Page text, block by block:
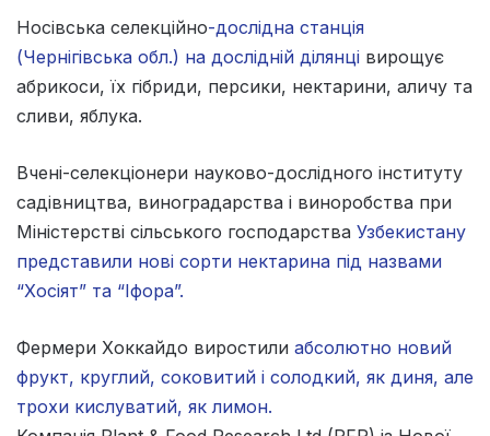
Носівська селекційно-дослідна станція
(Чернігівська обл.) на дослідній ділянці вирощує
абрикоси, їх гібриди, персики, нектарини, аличу та
сливи, яблука.
Вчені-селекціонери науково-дослідного інституту
садівництва, виноградарства і виноробства при
Міністерстві сільського господарства Узбекистану
представили нові сорти нектарина під назвами
“Хосіят” та “Іфора”.
Фермери Хоккайдо виростили абсолютно новий
фрукт, круглий, соковитий і солодкий, як диня, але
трохи кислуватий, як лимон.